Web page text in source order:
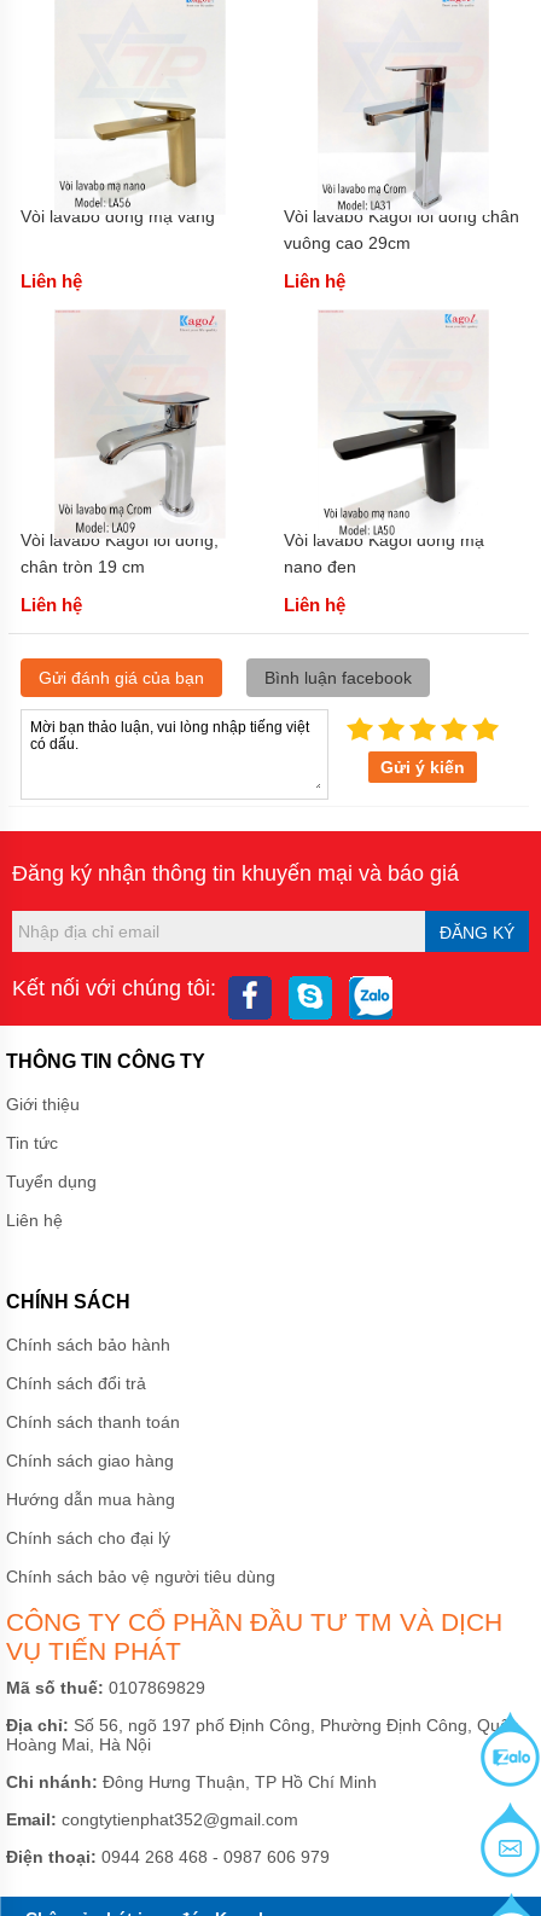
Vòi lavabo đồng mạ vàng
Liên hệ
Vòi lavabo Kagol lõi đồng chân
vuông cao 29cm
Liên hệ
Vòi lavabo Kagol lõi đồng,
chân tròn 19 cm
Liên hệ
Vòi lavabo Kagol đồng mạ
nano đen
Liên hệ
Gửi đánh giá của bạn Bình luận facebook
Gửi ý kiến
Đăng ký nhận thông tin khuyến mại và báo giá
ĐĂNG KÝ
Kết nối với chúng tôi:
THÔNG TIN CÔNG TY
Giới thiệu
Tin tức
Tuyển dụng
Liên hệ
CHÍNH SÁCH
Chính sách bảo hành
Chính sách đổi trả
Chính sách thanh toán
Chính sách giao hàng
Hướng dẫn mua hàng
Chính sách cho đại lý
Chính sách bảo vệ người tiêu dùng
CÔNG TY CỔ PHẦN ĐẦU TƯ TM VÀ DỊCH
VỤ TIẾN PHÁT
Mã số thuế: 0107869829
Địa chỉ: Số 56, ngõ 197 phố Định Công, Phường Định Công, Quận
Hoàng Mai, Hà Nội
Chi nhánh: Đông Hưng Thuận, TP Hồ Chí Minh
Email: congtytienphat352@gmail.com
Điện thoại: 0944 268 468 - 0987 606 979